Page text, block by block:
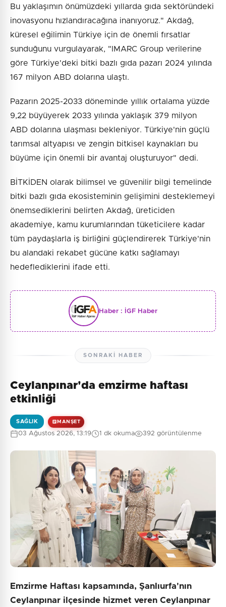
Bu yaklaşımın önümüzdeki yıllarda gıda sektöründeki
inovasyonu hızlandıracağına inanıyoruz." Akdağ,
küresel eğilimin Türkiye için de önemli fırsatlar
sunduğunu vurgulayarak, "IMARC Group verilerine
göre Türkiye'deki bitki bazlı gıda pazarı 2024 yılında
167 milyon ABD dolarına ulaştı.
Pazarın 2025-2033 döneminde yıllık ortalama yüzde
9,22 büyüyerek 2033 yılında yaklaşık 379 milyon
ABD dolarına ulaşması bekleniyor. Türkiye'nin güçlü
tarımsal altyapısı ve zengin bitkisel kaynakları bu
büyüme için önemli bir avantaj oluşturuyor" dedi.
BİTKİDEN olarak bilimsel ve güvenilir bilgi temelinde
bitki bazlı gıda ekosisteminin gelişimini desteklemeyi
önemsediklerini belirten Akdağ, üreticiden
akademiye, kamu kurumlarından tüketicilere kadar
tüm paydaşlarla iş birliğini güçlendirerek Türkiye'nin
bu alandaki rekabet gücüne katkı sağlamayı
hedeflediklerini ifade etti.
Haber : İGF Haber
SONRAKI HABER
Ceylanpınar'da emzirme haftası
etkinliği
SAĞLIK MANŞET
03 Ağustos 2026, 13:19 1 dk okuma 392 görüntülenme
Emzirme Haftası kapsamında, Şanlıurfa'nın
Ceylanpınar ilçesinde hizmet veren Ceylanpınar